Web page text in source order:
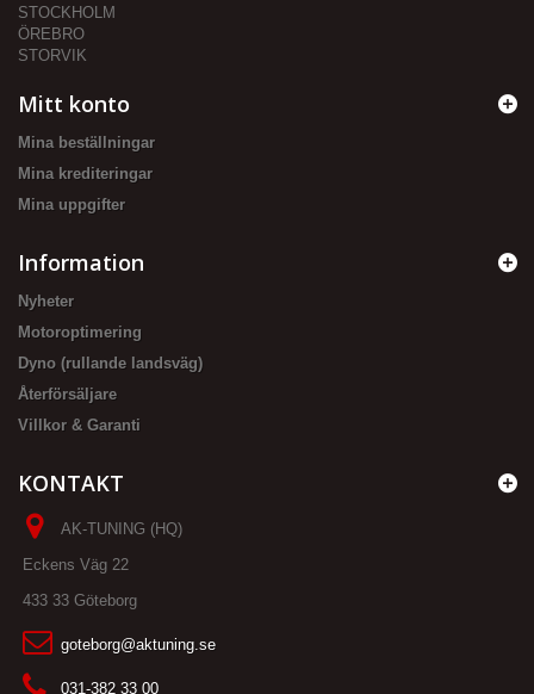
STOCKHOLM
ÖREBRO
STORVIK
Mitt konto
Mina beställningar
Mina krediteringar
Mina uppgifter
Information
Nyheter
Motoroptimering
Dyno (rullande landsväg)
Återförsäljare
Villkor & Garanti
KONTAKT
AK-TUNING (HQ)
Eckens Väg 22
433 33 Göteborg
goteborg@aktuning.se
031-382 33 00